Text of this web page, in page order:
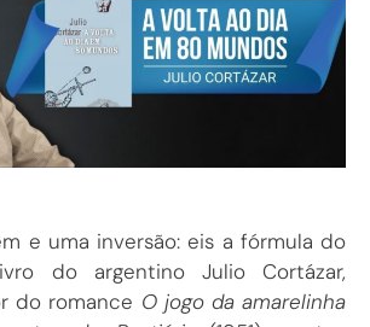
e uma inversão: eis a fórmula do
do argentino Julio Cortázar,
do romance O jogo da amarelinha